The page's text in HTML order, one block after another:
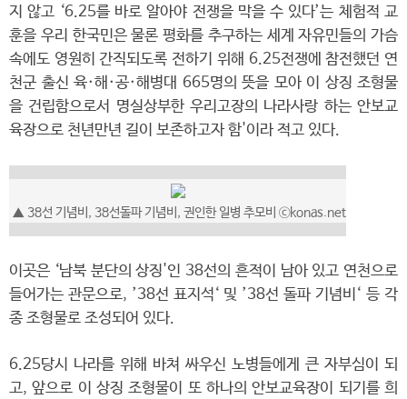
지 않고 ‘6.25를 바로 알아야 전쟁을 막을 수 있다’는 체험적 교
훈을 우리 한국민은 물론 평화를 추구하는 세계 자유민들의 가슴
속에도 영원히 간직되도록 전하기 위해 6.25전쟁에 참전했던 연
천군 출신 육·해·공·해병대 665명의 뜻을 모아 이 상징 조형물
을 건립함으로서 명실상부한 우리고장의 나라사랑 하는 안보교
육장으로 천년만년 길이 보존하고자 함'이라 적고 있다.
▲ 38선 기념비, 38선돌파 기념비, 권인한 일병 추모비 ⓒkonas.net
이곳은 ‘남북 분단의 상징'인 38선의 흔적이 남아 있고 연천으로
들어가는 관문으로, ’38선 표지석‘ 및 ’38선 돌파 기념비‘ 등 각
종 조형물로 조성되어 있다.
6.25당시 나라를 위해 바쳐 싸우신 노병들에게 큰 자부심이 되
고, 앞으로 이 상징 조형물이 또 하나의 안보교육장이 되기를 희